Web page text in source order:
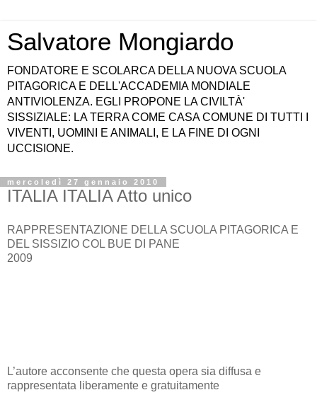
Salvatore Mongiardo
FONDATORE E SCOLARCA DELLA NUOVA SCUOLA
PITAGORICA E DELL'ACCADEMIA MONDIALE
ANTIVIOLENZA. EGLI PROPONE LA CIVILTÀ'
SISSIZIALE: LA TERRA COME CASA COMUNE DI TUTTI I
VIVENTI, UOMINI E ANIMALI, E LA FINE DI OGNI
UCCISIONE.
mercoledì 27 gennaio 2010
ITALIA ITALIA Atto unico
RAPPRESENTAZIONE DELLA SCUOLA PITAGORICA E
DEL SISSIZIO COL BUE DI PANE
2009
L’autore acconsente che questa opera sia diffusa e
rappresentata liberamente e gratuitamente